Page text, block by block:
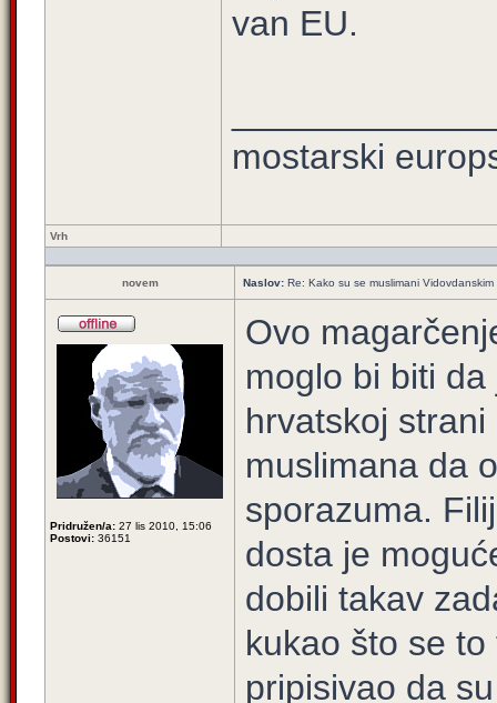
van EU.
mostarski
Vrh
novem Naslov: Re: Kako su se muslimani
Pridružen/a: 27 lis 2010, 15:06
Postovi: 36151
Ovo
moglo bi biti
hrvatskoj
muslimana da
sporazuma.
dosta je
dobili takav
kukao što se
pripisivao da